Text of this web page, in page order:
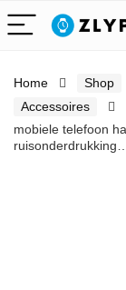
Home Shop
Accessoires
mobiele telefoon
ruisonderdrukking…